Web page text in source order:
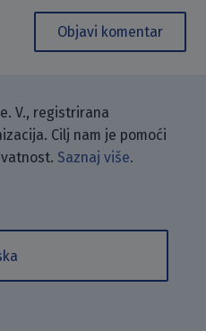
Objavi komentar
V., registrirana
Cilj nam je pomoći
Saznaj više.
blog koristeći
GitHubu.
s nama putem